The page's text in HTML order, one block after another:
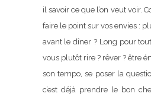
il savoir ce que l’on veut voir.
faire le point sur vos envies :
avant le dîner ? Long pour
vous plutôt rire ? rêver ? être
son tempo, se poser la
c’est déjà prendre le bon